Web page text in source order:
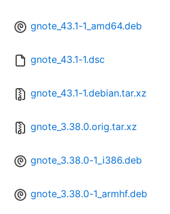
gnote_43.1-1_amd64.deb
gnote_43.1-1.dsc
gnote_43.1-1.debian.tar.xz
gnote_3.38.0.orig.tar.xz
gnote_3.38.0-1_i386.deb
gnote_3.38.0-1_armhf.deb